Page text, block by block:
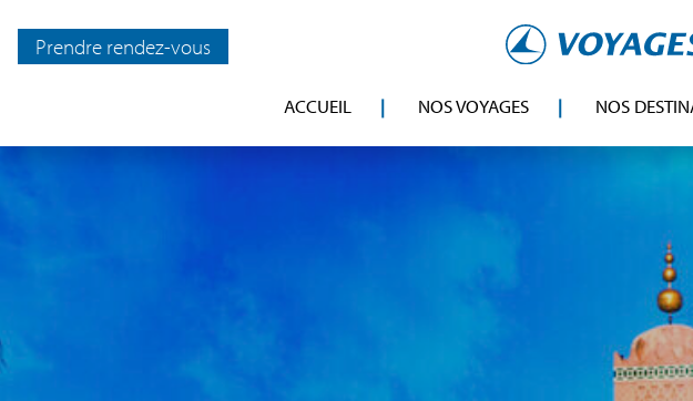
Prendre rendez-vous
ACCUEIL NOS VOYAGES NOS